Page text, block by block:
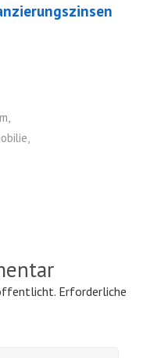
,
,
Erforderliche